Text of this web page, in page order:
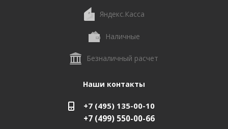
Яндекс.Касса
Наличные
Безналичный расчет
Наши контакты
+7 (495) 135-00-10
+7 (499) 550-00-66